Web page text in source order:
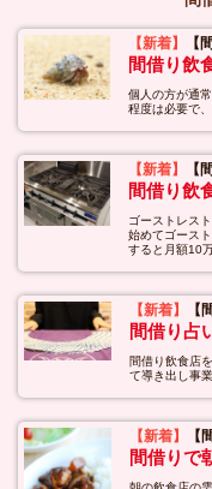
【新着】 【
間借り飲
個人の方が通
程度は必要で
【新着】 【
間借り飲
ゴーストレス
始めてゴース
すると月額10
【新着】 【
間借り占
間借り飲食店
て導き出し事
【新着】 【
間借りで